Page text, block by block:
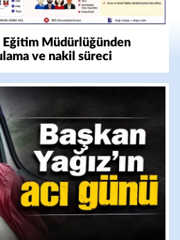
Müdürlüğünden
ve nakil süreci